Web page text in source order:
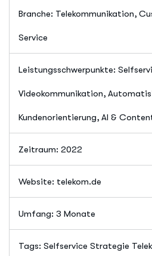
Branche: Telekommunikation,
Service
Leistungsschwerpunkte:
Videokommunikation,
Kundenorientierung, AI &
Zeitraum: 2022
Website: telekom.de
Umfang: 3 Monate
Tags: Selfservice Strategie